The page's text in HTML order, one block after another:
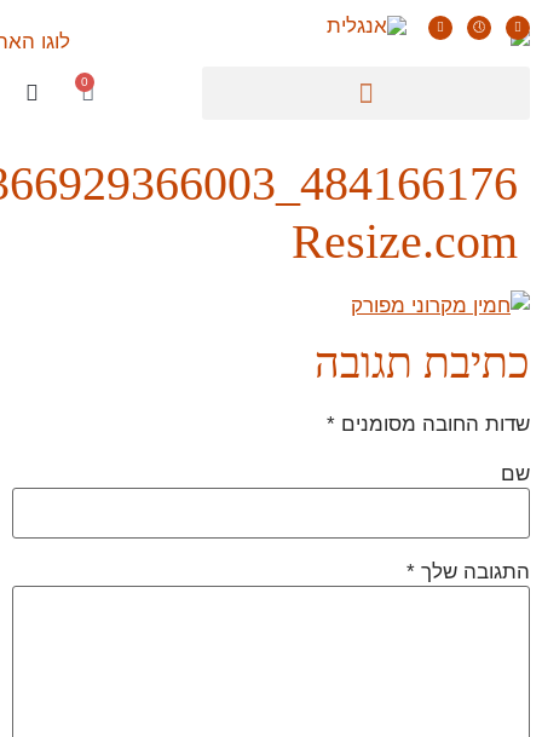
484166176_2044366929366003_203473151112659848_n_Easy-